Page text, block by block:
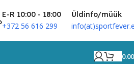
E-R 10:00 - 18:00
+372 56 616 299
Üldinfo/müük